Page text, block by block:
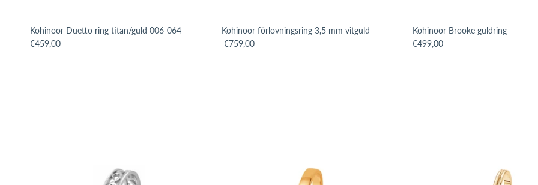
Kohinoor Duetto ring titan/guld 006-064
Translation missing: sv.products.product.price.regular_price
€459,00
Kohinoor förlovningsring 3,5 mm vitguld
Translation missing: sv.products.product.price.regular_price
€759,00
Kohinoor Brooke guldring
Translation missing:
€499,00